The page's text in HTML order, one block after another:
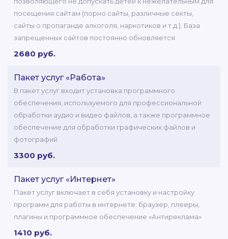
посещения сайтам (порно сайты, различные секты,
сайты о пропаганде алкоголя, наркотиков и т.д.). База
запрещенных сайтов постоянно обновляется
2680 руб.
Пакет услуг «Работа»
В пакет услуг входит установка программного
обеспечения, используемого для профессиональной
обработки аудио и видео файлов, а также программное
обеспечение для обработки графических файлов и
фотографий
3300 руб.
Пакет услуг «Интернет»
Пакет услуг включает в себя установку и настройку
программ для работы в интернете: браузер, плееры,
плагины и программное обеспечение «Антиреклама»
1410 руб.